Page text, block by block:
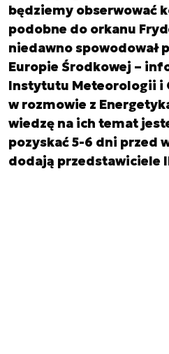
będziemy obserwować
podobne do orkanu
niedawno spowodował
Europie Środkowej –
Instytutu Meteorologii i
w rozmowie z
wiedzę na ich temat
pozyskać 5-6 dni przed
dodają przedstawiciele